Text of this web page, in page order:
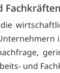
und